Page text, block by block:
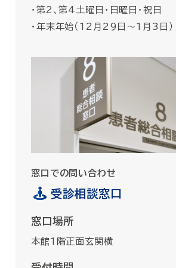
・第2、第4土曜日・日曜日・祝日
・年末年始（12月29日〜1月3日）
窓口での問い合わせ
受診相談窓口
窓口場所
本館1階正面玄関横